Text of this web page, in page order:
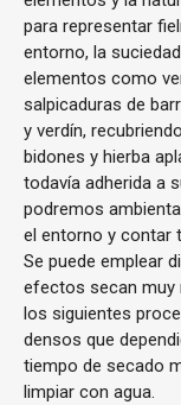
para representar
entorno, la
elementos como
salpicaduras de
y verdín,
bidones y hierba
todavía adherida a
podremos
el entorno y contar
Se puede emplear
efectos secan muy
los siguientes
densos que
tiempo de secado
limpiar con agua.